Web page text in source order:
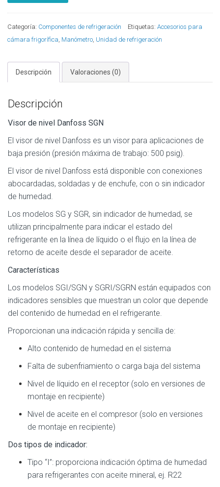
Categoría: Componentes de refrigeración Etiquetas: Accesorios para
cámara frigorífica, Manómetro, Unidad de refrigeración
Descripción Valoraciones (0)
Descripción
Visor de nivel Danfoss SGN
El visor de nivel Danfoss es un visor para aplicaciones de
baja presión (presión máxima de trabajo: 500 psig).
El visor de nivel Danfoss está disponible con conexiones
abocardadas, soldadas y de enchufe, con o sin indicador
de humedad.
Los modelos SG y SGR, sin indicador de humedad, se
utilizan principalmente para indicar el estado del
refrigerante en la línea de líquido o el flujo en la línea de
retorno de aceite desde el separador de aceite.
Características
Los modelos SGI/SGN y SGRI/SGRN están equipados con
indicadores sensibles que muestran un color que depende
del contenido de humedad en el refrigerante.
Proporcionan una indicación rápida y sencilla de:
Alto contenido de humedad en el sistema
Falta de subenfriamiento o carga baja del sistema
Nivel de líquido en el receptor (solo en versiones de
montaje en recipiente)
Nivel de aceite en el compresor (solo en versiones
de montaje en recipiente)
Dos tipos de indicador:
Tipo “I”: proporciona indicación óptima de humedad
para refrigerantes con aceite mineral, ej. R22